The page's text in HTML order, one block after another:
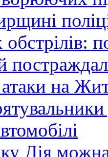
обстрілів:
атаки на
Дія